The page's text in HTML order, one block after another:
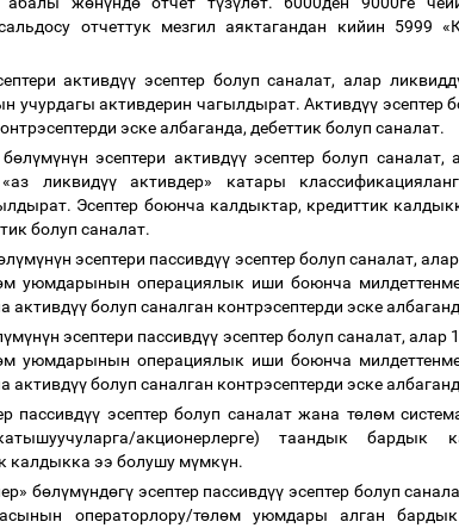
отчеттук мезгил аяктагандан кийин 5999 «
активдүү эсептер болуп саналат, алар ликвидд
учурдагы активдерин чагылдырат. Активдүү эсептер
эске албаганда, дебеттик болуп саналат.
өлүмүнүн эсептери активдүүэсептер болуп саналат,
ликвидүүактивдер» катары
Эсептер боюнча калдыктар, кредиттик
болуп саналат.
лүмүнүн эсептери пассивдүү эсептер болуп саналат,
м уюмдарынын операциялык иши боюнча
активдүүболуп саналган контрэсептерди эске
үмүнүн эсептери пассивдүү эсептер болуп саналат, алар
м уюмдарынын операциялык иши боюнча
активдүүболуп саналган контрэсептерди эске
пассивдүү эсептер болуп саналат жана төлөм
акционерлерге) таандык бардык
калдыкка ээ болушу мүмкүн.
бөлүмүндөгү эсептер пассивдүү эсептер болуп
операторлору/төлөм уюмдары алган бардык